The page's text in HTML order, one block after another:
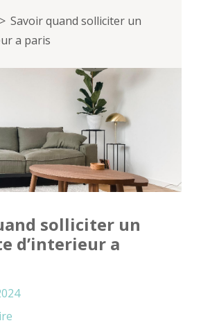
> Savoir quand solliciter un
a paris
solliciter un
d’interieur a